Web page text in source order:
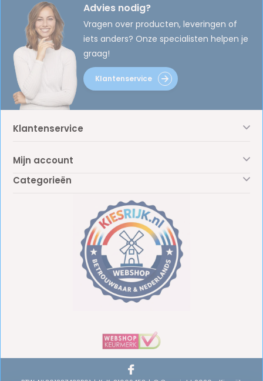
Advies nodig?
Vragen over producten, leveringen of
iets anders? Onze specialisten helpen je
graag!
Klantenservice
Klantenservice
Mijn account
Categorieën